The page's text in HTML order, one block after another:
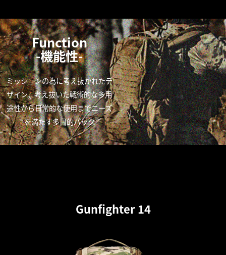
Function
-機能性-
ミッションの為に考え抜かれたデ
ザイン。考え抜いた戦術的な多用
途性から日常的な使用までニーズ
を満たす多目的パック
Gunfighter 14